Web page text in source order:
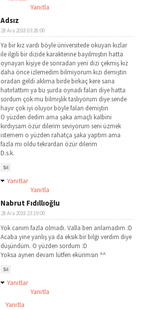
Yanıtla
Adsız
28 Ara 2018 03:28:00
Ya bir kız vardı böyle üniversitede okuyan kızlar
ile ilgili bir dizide karakterine bayılmıştın hatta
oynayan kişiye de sonradan yeni dizi çekmiş kız
daha önce izlemedim bilmiyorum kızı demiştin
oradan geldi aklıma birde birkaç kere sana
hatırlattım ya bu şurda oynadı falan diye hatta
sordum çok mu bilmişlik taslıyorum diye sende
hayır çok iyi oluyor böyle falan demiştin
O yüzden dedim ama şaka amaçlı kalbini
kırdıysam özür dilerim seviyorum seni üzmek
istemem o yüzden rahatça şaka yaptım ama
fazla mı oldu tekrardan özür dilerim
D.s.k.
Sil
Yanıtlar
Yanıtla
Nabrut Fıdıllıoğlu
28 Ara 2018 23:19:00
Yok canım fazla olmadı. Valla ben anlamadım :D
Acaba yine yanlış ya da eksik bir bilgi verdim diye
düşündüm. O yüzden sordum :D
Yoksa aynen devam lütfen ekürimsin ^^
Sil
Yanıtlar
Yanıtla
Yanıtla